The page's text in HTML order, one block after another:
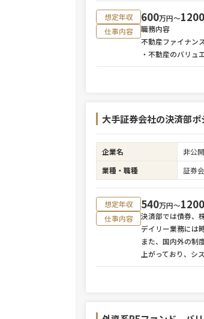
想定年収 600万円〜
仕事内容
職務内容
不動産ファイナン
・不動産のバリュ
大手証券会社の決済部ポ
企業名 非公開
業種・職種
証券
想定年収 540万円〜
仕事内容
決済部では債券、
デイリー業務には
また、国内外の制
上がっており、シ